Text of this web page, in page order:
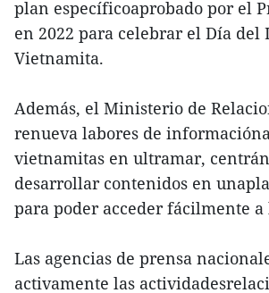
plan específicoaprobado por el
en 2022 para celebrar el Día del
Vietnamita.
Además, el Ministerio de
renueva labores de
vietnamitas en ultramar,
desarrollar contenidos en
para poder acceder fácilmente a
Las agencias de prensa
activamente las